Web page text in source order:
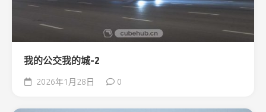
我的公交我的城-2
2026年1月28日 0